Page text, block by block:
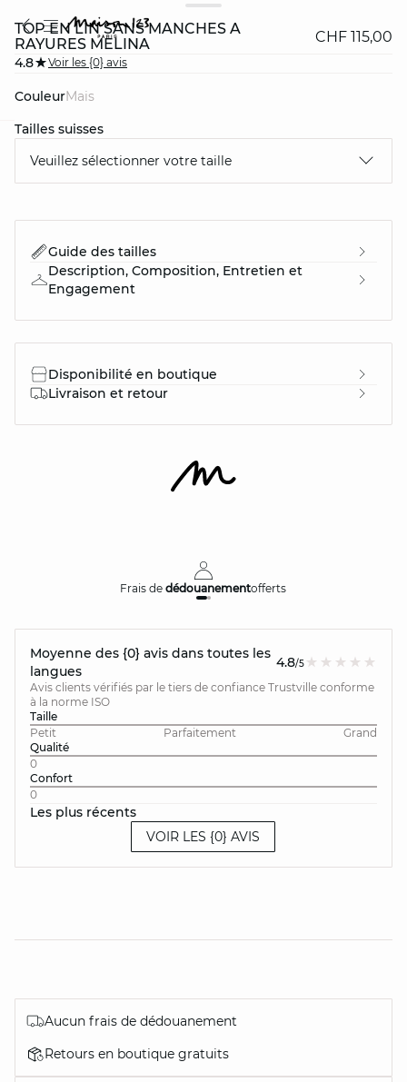
TOP EN LIN SANS MANCHES À
RAYURES MELINA
CHF 115,00
4.8 Voir les {0} avis
Couleur
mais
Tailles suisses
Veuillez sélectionner votre taille
Guide des tailles
Description, Composition, Entretien et
Engagement
Disponibilité en boutique
Livraison et retour
Frais dedédouanementofferts
Moyenne des {0} avis dans toutes les
langues
4.8/5
Avis clients vérifiés par le tiers de confiance Trustville conforme
à la norme ISO
Taille
Petit
Parfaitement
Grand
Qualité
0
Confort
0
Les plus récents
VOIR LES {0} AVIS
Aucun frais de dédouanement
Retours en boutique gratuits